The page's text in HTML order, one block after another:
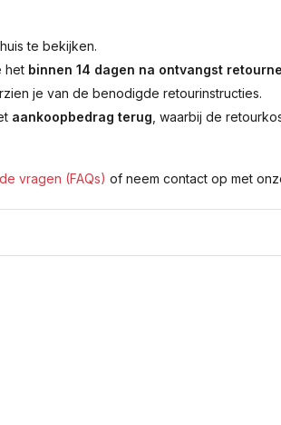
te bekijken.
het binnen 14 dagen na ontvangst
je van de benodigde retourinstructies.
aankoopbedrag terug , waarbij de
vragen (FAQs) of neem contact op met